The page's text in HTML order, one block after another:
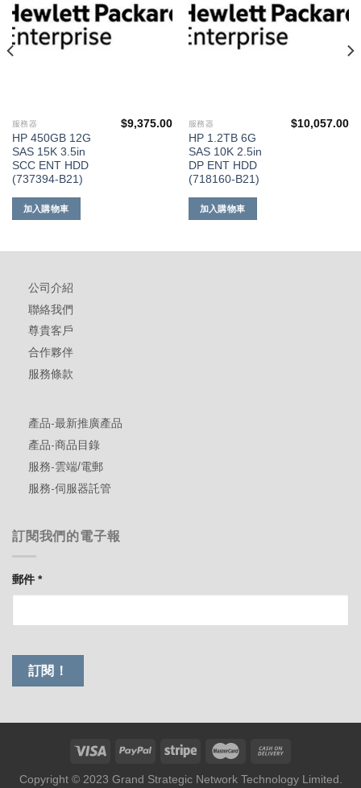
服務器
HP 450GB 12G
SAS 15K 3.5in
SCC ENT HDD
(737394-B21)
$9,375.00
加入購物車
服務器
HP 1.2TB 6G
SAS 10K 2.5in
DP ENT HDD
(718160-B21)
$10,057.00
加入購物車
公司介紹
聯絡我們
尊貴客戶
合作夥伴
服務條款
產品-最新推廣產品
產品-商品目錄
服務-雲端/電郵
服務-伺服器託管
訂閱我們的電子報
郵件*
Copyright © 2023 Grand Strategic Network Technology Limited.